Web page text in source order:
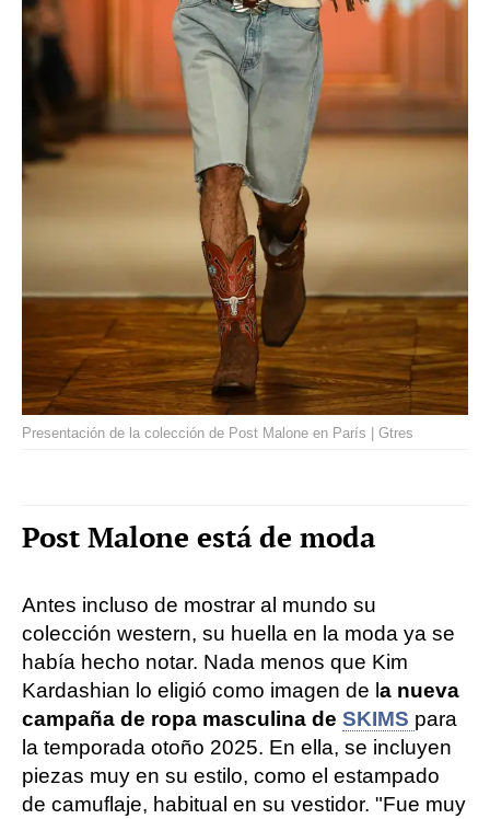
Presentación de la colección de Post Malone en París | Gtres
Post Malone está de moda
Antes incluso de mostrar al mundo su
colección western, su huella en la moda ya se
había hecho notar. Nada menos que Kim
Kardashian lo eligió como imagen de l a nueva
campaña de ropa masculina de SKIMS para
la temporada otoño 2025. En ella, se incluyen
piezas muy en su estilo, como el estampado
de camuflaje, habitual en su vestidor. "Fue muy